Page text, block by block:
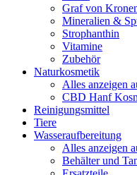
Graf von
Mineralien &
Strophanthin
Vitamine
Zubehör
Naturkosmetik
Alles anzeigen
CBD Hanf
Reinigungsmittel
Tiere
Wasseraufbereitung
Alles anzeigen
Behälter und